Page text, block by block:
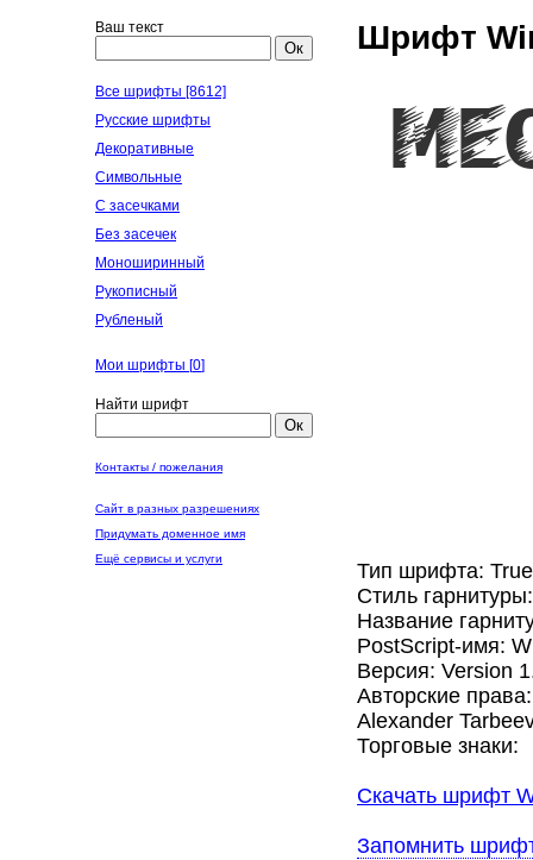
Ваш текст
Ок
Все шрифты [8612]
Русские шрифты
Декоративные
Символьные
С засечками
Без засечек
Моноширинный
Рукописный
Рубленый
Мои шрифты [0]
Найти шрифт
Ок
Контакты / пожелания
Сайт в разных разрешениях
Придумать доменное имя
Ещё сервисы и услуги
Шрифт
Тип шрифта:
Стиль
Название
PostScript-имя:
Версия: Version
Авторские
Alexander
Торговые знаки:
Скачать шрифт
Запомнить